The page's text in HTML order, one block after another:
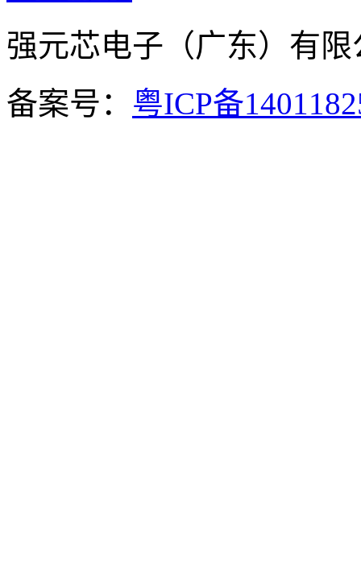
强元芯电子（广东）
备案号： 粤ICP备